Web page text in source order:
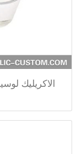
الاكريليك